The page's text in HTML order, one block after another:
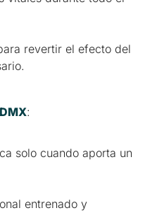
revertir el efecto del
:
solo cuando aporta un
entrenado y